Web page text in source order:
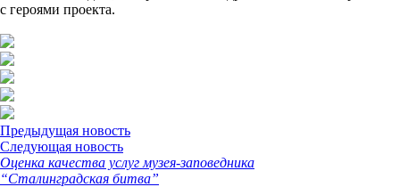
с героями проекта.
Предыдущая новость
Следующая новость
Оценка качества услуг музея-заповедника
“Сталинградская битва”